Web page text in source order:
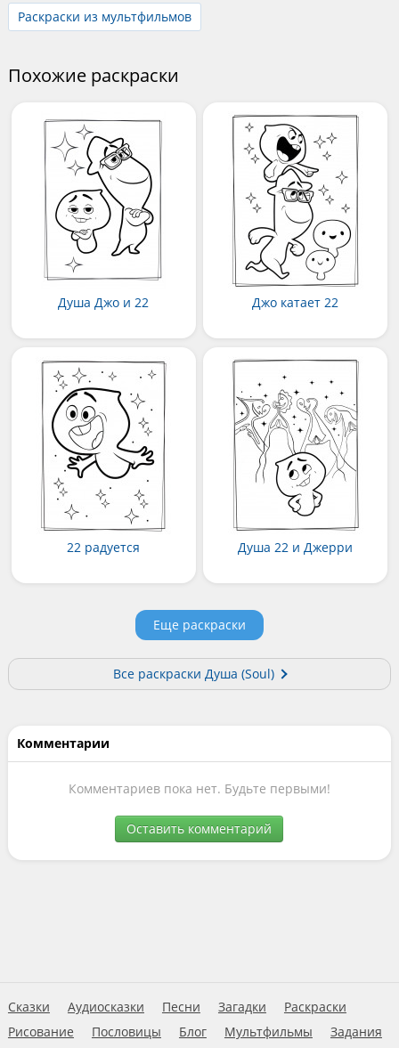
Раскраски из мультфильмов
Похожие раскраски
Душа Джо и 22 Джо катает 22
22 радуется Душа 22 и Джерри
Еще раскраски
Все раскраски Душа (Soul)
Комментарии
Комментариев пока нет. Будьте первыми!
Оставить комментарий
Сказки Аудиосказки Песни Загадки
Раскраски
Рисование
Пословицы Блог Мультфильмы Задания